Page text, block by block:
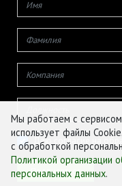
Даю согласие на
Мы работаем с
использует файлы
с обработкой
Политикой организации
персональных данных.